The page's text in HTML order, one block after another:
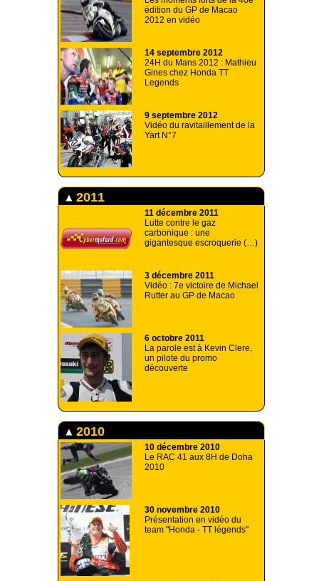
édition du GP de Macao
2012 en vidéo
14 septembre 2012
24H du Mans 2012 : Mathieu
Gines chez Honda TT
Legends
9 septembre 2012
Vidéo du ravitaillement de la
Yart N°7
2011
11 décembre 2011
Lutte contre le gaz
carbonique : une
gigantesque escroquerie (…)
3 décembre 2011
Vidéo : 7e victoire de Michael
Rutter au GP de Macao
6 octobre 2011
La parole est à Kevin Clere,
un pilote du promo
découverte
2010
10 décembre 2010
Le RAC 41 aux 8H de Doha
2010
30 novembre 2010
Présentation en vidéo du
team "Honda - TT légends"